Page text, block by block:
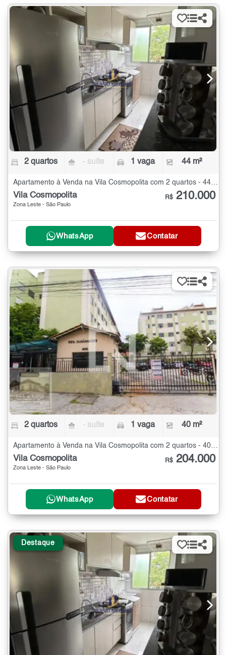
2 quartos - suíte 1 vaga 44 m²
Apartamento à Venda na Vila Cosmopolita com 2 quartos - 44 m²
Vila Cosmopolita
Zona Leste - São Paulo
R$ 210.000
WhatsApp Contatar
2 quartos - suíte 1 vaga 40 m²
Apartamento à Venda na Vila Cosmopolita com 2 quartos - 40 m²
Vila Cosmopolita
Zona Leste - São Paulo
R$ 204.000
WhatsApp Contatar
Destaque